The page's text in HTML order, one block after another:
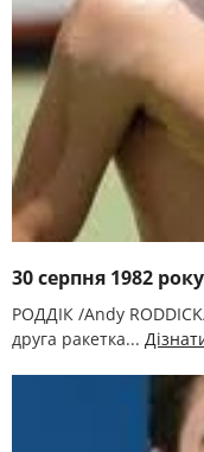
30 серпня 1982
РОДДІК /Andy
друга ракетка...